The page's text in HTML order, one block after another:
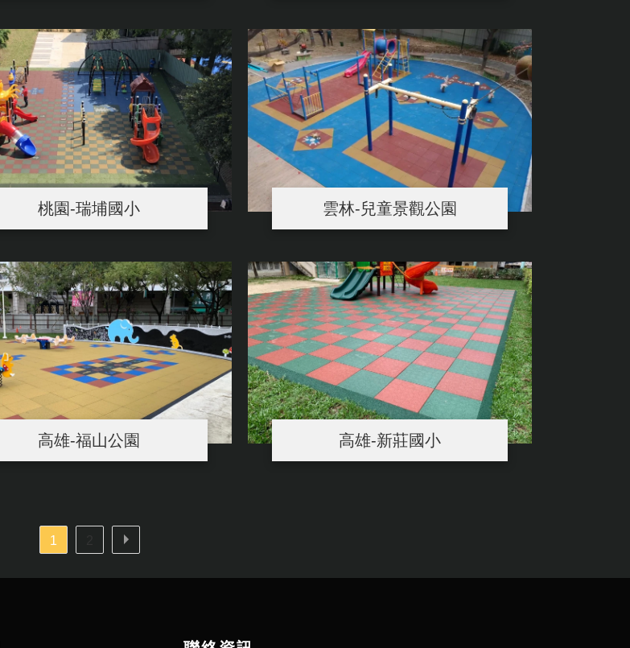
桃園-瑞埔國小 雲林-兒童景觀公園
高雄-福山公園 高雄-新莊國小
1